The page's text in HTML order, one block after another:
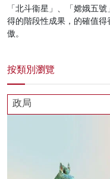
「北斗衞星」、「嫦娥五
得的階段性成果，的確值
傲。
按類別瀏覽
政局